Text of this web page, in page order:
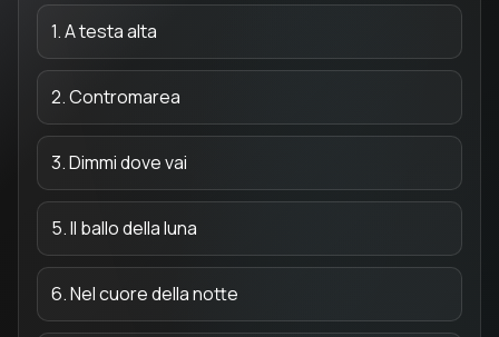
1. A testa alta
2. Contromarea
3. Dimmi dove vai
5. Il ballo della luna
6. Nel cuore della notte